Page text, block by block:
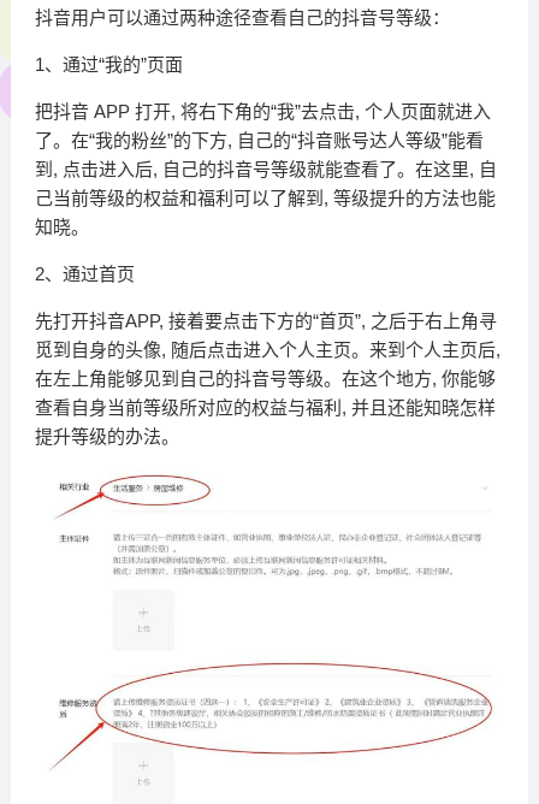
抖音用户可以通过两种途径查看自己的抖音号等级：
1、通过“我的”页面
把抖音 APP 打开, 将右下角的“我”去点击, 个人页面就进入
了。在“我的粉丝”的下方, 自己的“抖音账号达人等级”能看
到, 点击进入后, 自己的抖音号等级就能查看了。在这里, 自
己当前等级的权益和福利可以了解到, 等级提升的方法也能
知晓。
2、通过首页
先打开抖音APP, 接着要点击下方的“首页”, 之后于右上角寻
觅到自身的头像, 随后点击进入个人主页。来到个人主页后,
在左上角能够见到自己的抖音号等级。在这个地方, 你能够
查看自身当前等级所对应的权益与福利, 并且还能知晓怎样
提升等级的办法。